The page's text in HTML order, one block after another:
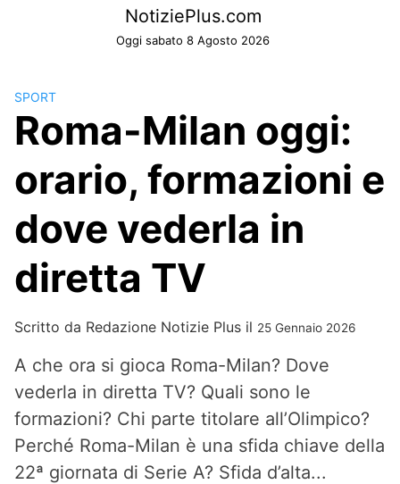
NotiziePlus.com
Oggi sabato 8 Agosto 2026
SPORT
Roma-Milan oggi:
orario, formazioni e
dove vederla in
diretta TV
Scritto da Redazione Notizie Plus il 25 Gennaio 2026
A che ora si gioca Roma-Milan? Dove
vederla in diretta TV? Quali sono le
formazioni? Chi parte titolare all’Olimpico?
Perché Roma-Milan è una sfida chiave della
22ª giornata di Serie A? Sfida d’alta...